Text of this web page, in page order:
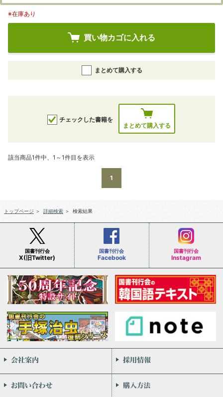
※在庫あり
買い物カゴに入れる
まとめて購入する
チェックした書籍を
まとめて購入する
該当商品1件中、1～1件目を表示
1
トップページ ＞ 詳細検索 ＞ 検索結果
国書刊行会
X(旧Twitter)
国書刊行会
Facebook
国書刊行会
Instagram
会社案内
お問い合わせ